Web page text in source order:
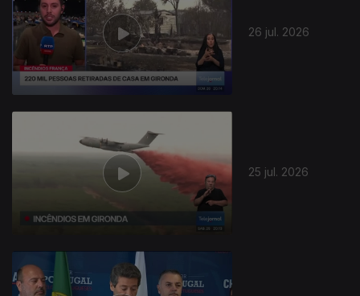
26 jul. 2026
25 jul. 2026